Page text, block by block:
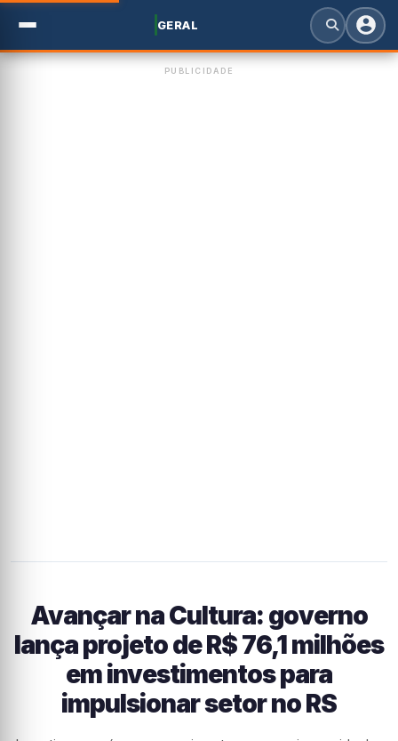
GERAL
PUBLICIDADE
Avançar na Cultura: governo
lança projeto de R$ 76,1 milhões
em investimentos para
impulsionar setor no RS